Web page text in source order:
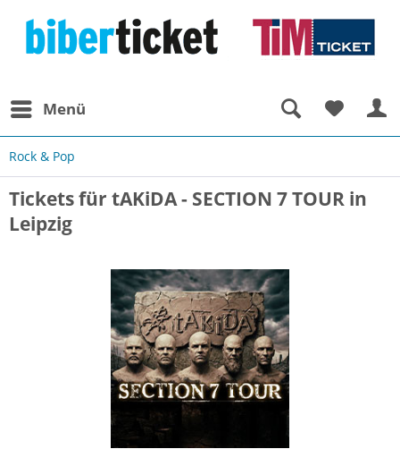
Menü
Rock & Pop
Tickets für tAKiDA - SECTION 7 TOUR in
Leipzig